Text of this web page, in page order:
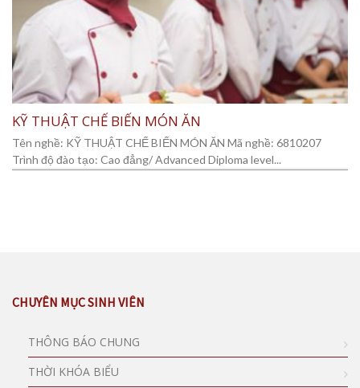
KỸ THUẬT CHẾ BIẾN MÓN ĂN
Tên nghề: KỸ THUẬT CHẾ BIẾN MÓN ĂN Mã nghề: 6810207
Trình độ đào tạo: Cao đẳng/ Advanced Diploma level...
CHUYÊN MỤC SINH VIÊN
THÔNG BÁO CHUNG
THỜI KHÓA BIỂU